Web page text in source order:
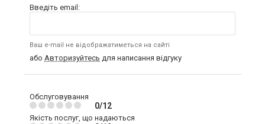
Введіть email:
Ваш e-mail не відображатиметься на сайті
або Авторизуйтесь для написання відгуку
Обслуговування
0/12
Якість послуг, що надаються